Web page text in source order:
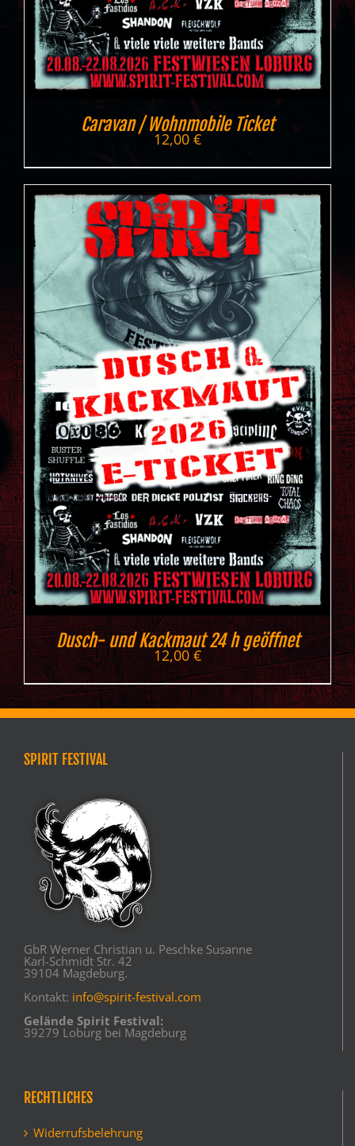
Caravan / Wohnmobile Ticket
12,00 €
Dusch- und Kackmaut 24 h geöffnet
12,00 €
SPIRIT FESTIVAL
GbR Werner Christian u. Peschke Susanne
Karl-Schmidt Str. 42
39104 Magdeburg.
Kontakt: info@spirit-festival.com
Gelände Spirit Festival:
39279 Loburg bei Magdeburg
RECHTLICHES
Widerrufsbelehrung